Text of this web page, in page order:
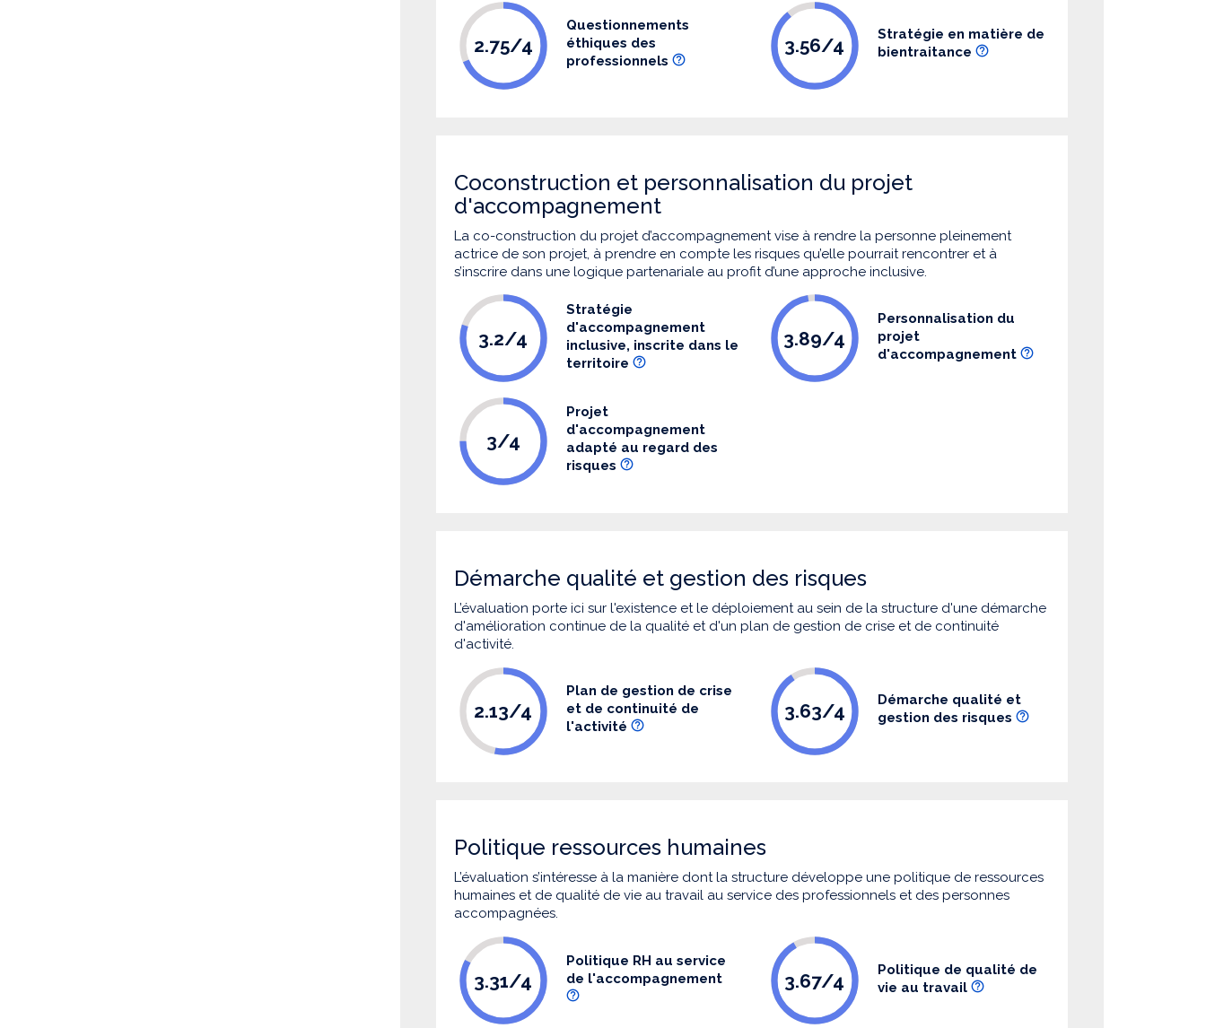
2.75/4
Questionnements
éthiques des
professionnels
3.56/4
Stratégie en matière de
bientraitance
Coconstruction et personnalisation du projet
d'accompagnement
La co-construction du projet d’accompagnement vise à rendre la personne pleinement
actrice de son projet, à prendre en compte les risques qu’elle pourrait rencontrer et à
s’inscrire dans une logique partenariale au profit d’une approche inclusive.
3.2/4
Stratégie
d'accompagnement
inclusive, inscrite dans le
territoire
3.89/4
Personnalisation du
projet
d'accompagnement
3/4
Projet
d'accompagnement
adapté au regard des
risques
Démarche qualité et gestion des risques
L’évaluation porte ici sur l'existence et le déploiement au sein de la structure d'une démarche
d'amélioration continue de la qualité et d'un plan de gestion de crise et de continuité
d'activité.
2.13/4
Plan de gestion de crise
et de continuité de
l'activité
3.63/4
Démarche qualité et
gestion des risques
Politique ressources humaines
L’évaluation s’intéresse à la manière dont la structure développe une politique de ressources
humaines et de qualité de vie au travail au service des professionnels et des personnes
accompagnées.
3.31/4
Politique RH au service
de l'accompagnement
3.67/4
Politique de qualité de
vie au travail